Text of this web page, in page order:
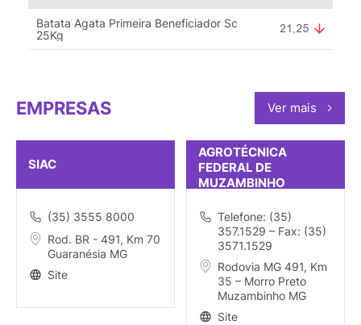
Batata Agata Primeira Beneficiador Sc
25Kg
EMPRESAS Ver mais
SIAC
(35) 3555 8000
Rod. BR - 491, Km 70
Guaranésia MG
Site
AGROTÉCNICA
FEDERAL DE
MUZAMBINHO
Telefone: (35)
357.1529 – Fax: (35)
3571.1529
Rodovia MG 491, Km
35 – Morro Preto
Muzambinho MG
Site